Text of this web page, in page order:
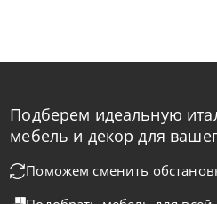
Cattelan Italia
Подберем идеальную
мебель и декор для
Поможем сменить